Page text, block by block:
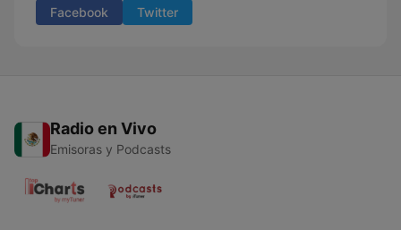
Facebook Twitter
Radio en Vivo
Emisoras y Podcasts